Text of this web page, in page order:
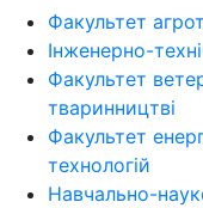
Факультет
Інженерно-
Факультет
тваринництві
Факультет
технологій
Навчально-